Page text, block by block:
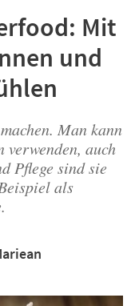
Mit
und
Man kann
auch
Pflege sind sie
als